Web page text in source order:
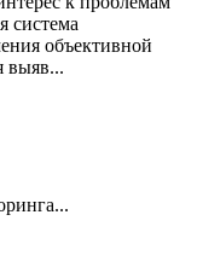
система
объективной
выяв...